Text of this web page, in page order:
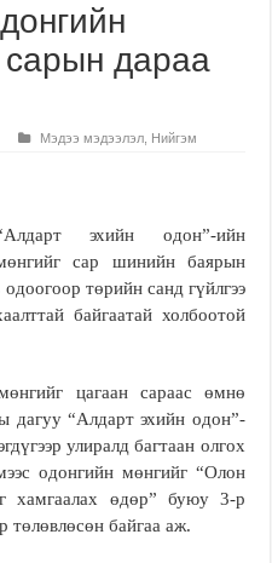
сарын дараа
Мэдээ мэдээлэл Нийгэм
эхийн одон”-ийн
сар шинийн баярын
төрийн санд гүйлгээ
байгаатай холбоотой
цагаан сараас өмнө
дагуу “Алдарт эхийн одон”-
улиралд багтаан олгох
одонгийн мөнгийг “Олон
хамгаалах өдөр” буюу 3-р
төлөвлөсөн байгаа аж.